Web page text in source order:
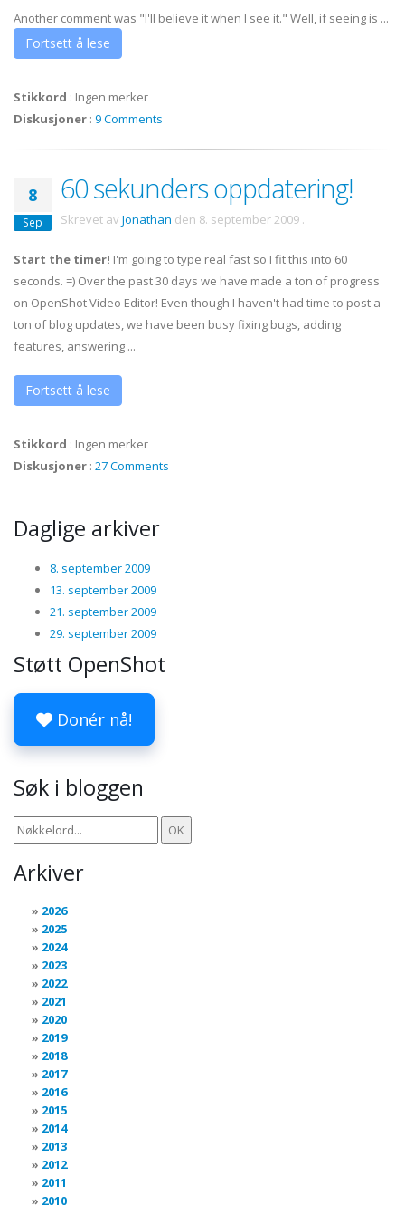
Another comment was "I'll believe it when I see it." Well, if seeing is ...
Fortsett å lese
Stikkord : Ingen merker
Diskusjoner : 9 Comments
8
Sep
60 sekunders oppdatering!
Skrevet av Jonathan den 8. september 2009 .
Start the timer! I'm going to type real fast so I fit this into 60
seconds. =) Over the past 30 days we have made a ton of progress
on OpenShot Video Editor! Even though I haven't had time to post a
ton of blog updates, we have been busy fixing bugs, adding
features, answering ...
Fortsett å lese
Stikkord : Ingen merker
Diskusjoner : 27 Comments
Daglige arkiver
8. september 2009
13. september 2009
21. september 2009
29. september 2009
Støtt OpenShot
Donér nå!
Søk i bloggen
Arkiver
2026
2025
2024
2023
2022
2021
2020
2019
2018
2017
2016
2015
2014
2013
2012
2011
2010